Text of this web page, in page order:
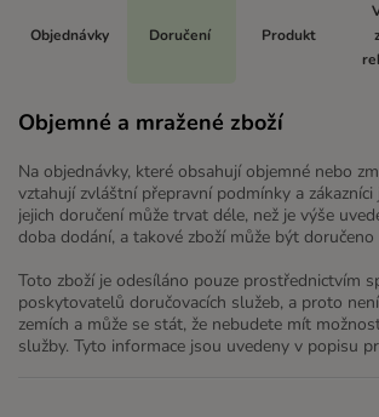
Objednávky Doručení Produkt
Objemné a mražené zboží
Na objednávky, které obsahují objemné nebo
vztahují zvláštní přepravní podmínky a
jejich doručení může trvat déle, než je výše
doba dodání, a takové zboží může být
Toto zboží je odesíláno pouze prostřednictvím
poskytovatelů doručovacích služeb, a proto
zemích a může se stát, že nebudete mít
služby. Tyto informace jsou uvedeny v popisu